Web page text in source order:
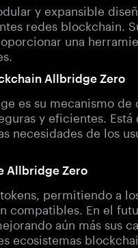
y expansible
redes blockchain.
una
Allbridge Zero
es su mecanismo de
y eficientes. Está
necesidades de los
Allbridge Zero
permitiendo a
compatibles. En el
aún más sus
ecosistemas